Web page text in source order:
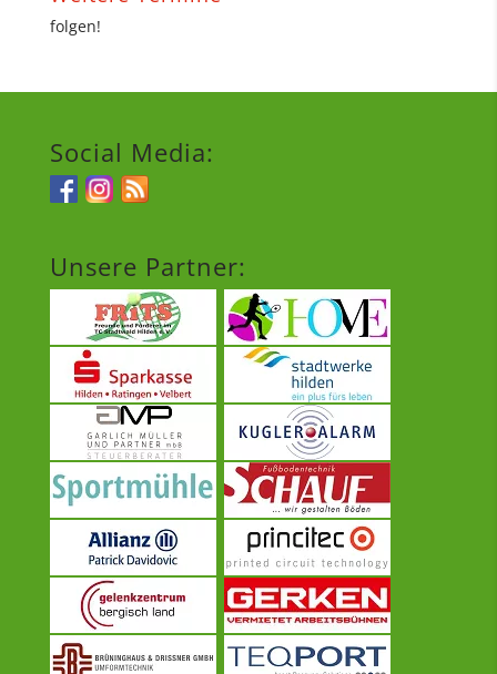
folgen!
Social Media:
Unsere Partner: